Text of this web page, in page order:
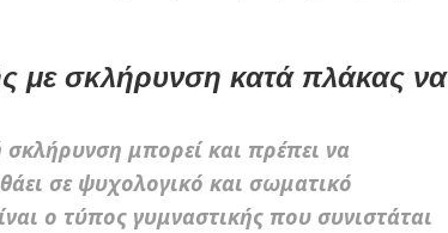
με σκλήρυνση κατά πλάκας να
μπορεί και πρέπει να
σε ψυχολογικό και σωματικό
ο τύπος γυμναστικής που συνιστάται